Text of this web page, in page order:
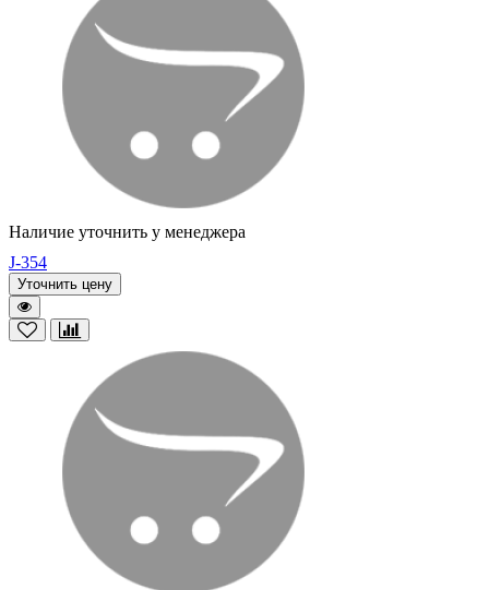
Наличие уточнить у менеджера
J-354
Уточнить цену